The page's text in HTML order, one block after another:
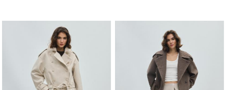
detaylı. Önden fermuarlı.